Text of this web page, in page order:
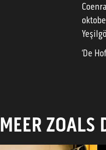
‘De
MEER ZOALS